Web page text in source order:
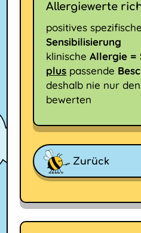
Allergiewerte
positives
Sensibilisierung
klinischeAllergie =
plus passende
deshalb nie nur
bewerten
Zurück